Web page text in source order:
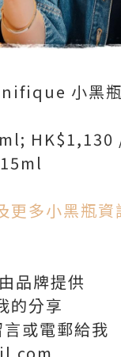
小黑
HK$1,130
更多小黑瓶資
品牌提供
的分享
或電郵給我